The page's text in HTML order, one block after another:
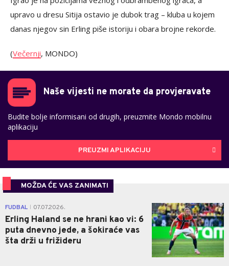
upravo u dresu Sitija ostavio je dubok trag – kluba u kojem
danas njegov sin Erling piše istoriju i obara brojne rekorde.
(Večernji, MONDO)
Naše vijesti ne morate da provjeravate
Budite bolje informisani od drugih, preuzmite Mondo mobilnu
aplikaciju
PREUZMI APLIKACIJU
MOŽDA ĆE VAS ZANIMATI
FUDBAL 07.07.2026.
Erling Haland se ne hrani kao vi: 6
puta dnevno jede, a šokiraće vas
šta drži u frižideru
0